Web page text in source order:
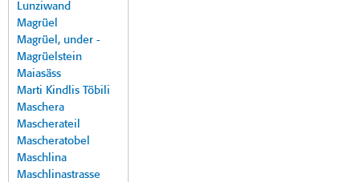
Lunziwand
Magrüel
Magrüel, under -
Magrüelstein
Maiasäss
Marti Kindlis Töbili
Maschera
Mascherateil
Mascheratobel
Maschlina
Maschlinastrasse